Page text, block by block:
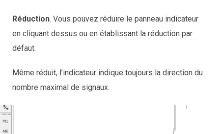
Réduction. Vous pouvez réduire le panneau indicateur
en cliquant dessus ou en établissant la réduction par
défaut.
Même réduit, l’indicateur indique toujours la direction du
nombre maximal de signaux.